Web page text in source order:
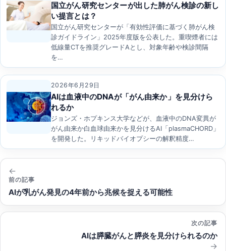
国立がん研究センターが出した肺がん検診の新し
い提言とは？
国立がん研究センターが「有効性評価に基づく肺がん検
診ガイドライン」2025年度版を公表した。重喫煙者には
低線量CTを推奨グレードAとし、対象年齢や検診間隔
を…
2026年6月29日
AIは血液中のDNAが「がん由来か」を見分けら
れるか
ジョンズ・ホプキンス大学などが、血液中のDNA変異が
がん由来か白血球由来かを見分けるAI「plasmaCHORD」
を開発した。リキッドバイオプシーの解釈精度…
投
稿
ナ
ビ
前の記事
AIが乳がん発見の4年前から兆候を捉える可能性
次の記事
AIは膵臓がんと膵炎を見分けられるのか